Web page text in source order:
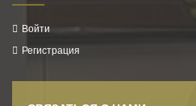
Войти
Регистрация